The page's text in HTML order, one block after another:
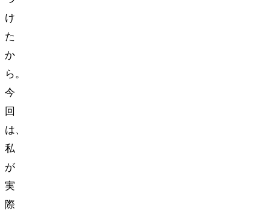
け
た
か
ら。
今
回
は、
私
が
実
際